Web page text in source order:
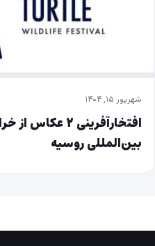
شهریور ۱۵, ۱۴۰۴
افتخارآفرینی
بین‌المللی روسیه